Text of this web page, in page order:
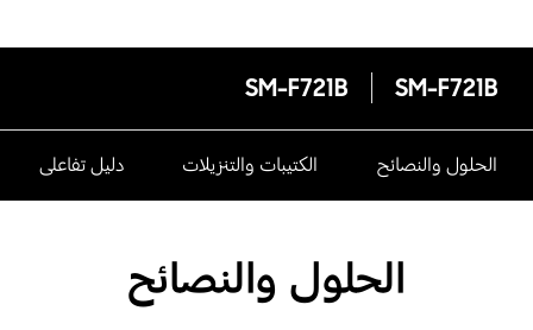
SM-F721B
SM-F721B
الحلول والنصائح الكتيبات والتنزيلات دليل تفاعلى
الحلول والنصائح